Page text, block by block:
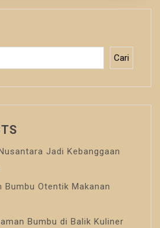
Cari
Jadi Kebanggaan
Bumbu Otentik Makanan
Bumbu di Balik Kuliner